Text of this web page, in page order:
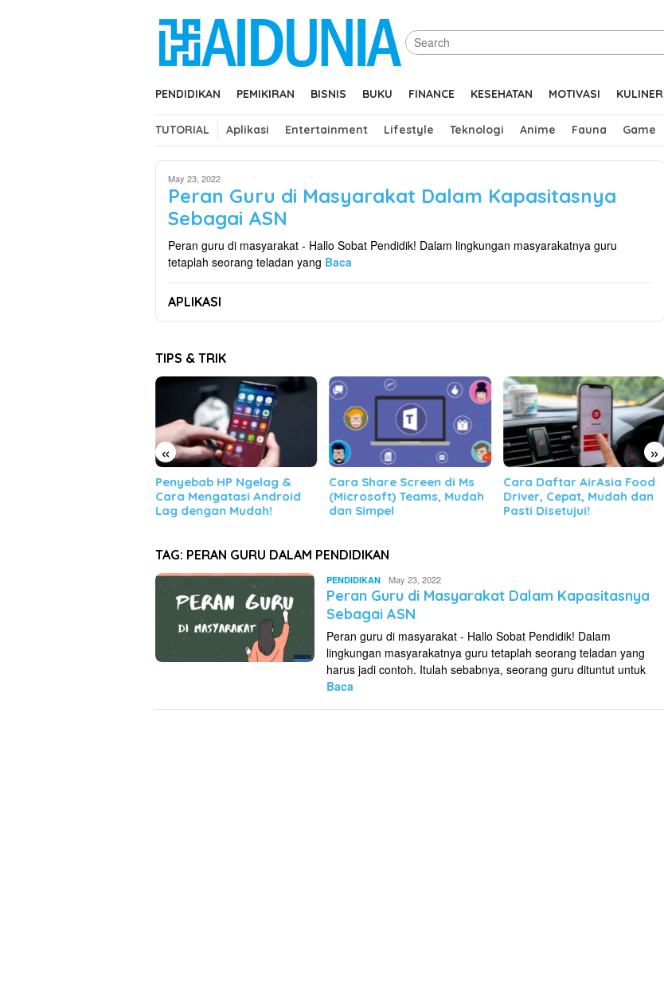
PENDIDIKAN PEMIKIRAN BISNIS BUKU FINANCE KESEHATAN MOTIVASI KULINER
TUTORIAL Aplikasi Entertainment Lifestyle Teknologi Anime Fauna Game
May 23, 2022
Peran Guru di Masyarakat Dalam Kapasitasnya
Sebagai ASN
Peran guru di masyarakat - Hallo Sobat Pendidik! Dalam lingkungan masyarakatnya guru
tetaplah seorang teladan yang Baca
APLIKASI
TIPS & TRIK
« »
Penyebab HP Ngelag &
Cara Mengatasi Android
Lag dengan Mudah!
Cara Share Screen di Ms
(Microsoft) Teams, Mudah
dan Simpel
Cara Daftar AirAsia Food
Driver, Cepat, Mudah dan
Pasti Disetujui!
TAG: PERAN GURU DALAM PENDIDIKAN
PENDIDIKANAgeng
Triyono
May 23, 2022
Peran Guru di Masyarakat Dalam Kapasitasnya
Sebagai ASN
Peran guru di masyarakat - Hallo Sobat Pendidik! Dalam
lingkungan masyarakatnya guru tetaplah seorang teladan yang
harus jadi contoh. Itulah sebabnya, seorang guru dituntut untuk
Baca